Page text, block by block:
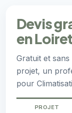
Devis
en
Gratuit et
projet, un
pour
PROJET